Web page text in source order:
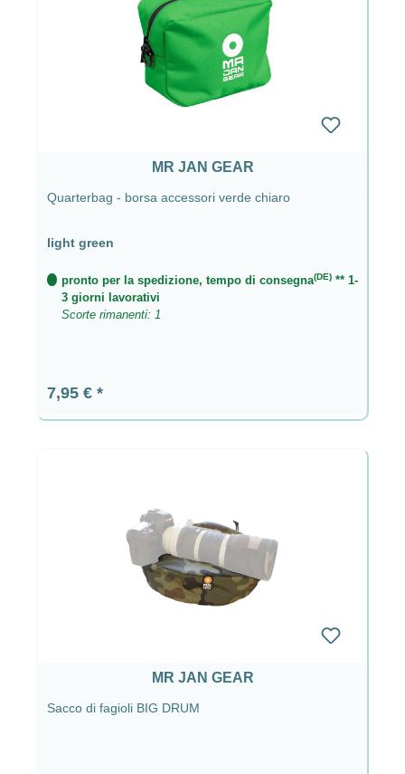
MR JAN GEAR
Quarterbag - borsa accessori verde chiaro
light green
pronto per la spedizione, tempo di consegna(DE)** 1-
3 giorni lavorativi
Scorte rimanenti: 1
Prezzo normale:
7,95 €
MR JAN GEAR
Sacco di fagioli BIG DRUM